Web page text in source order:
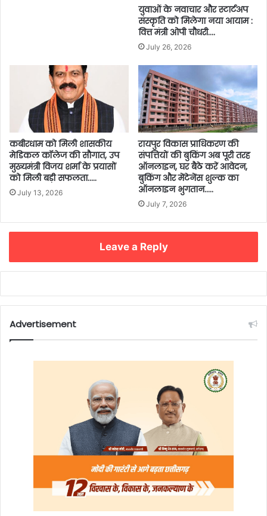
युवाओं के नवाचार और स्टार्टअप
संस्कृति को मिलेगा नया आयाम :
वित्त मंत्री ओपी चौधरी….
July 26, 2026
कबीरधाम को मिली शासकीय
मेडिकल कॉलेज की सौगात, उप
मुख्यमंत्री विजय शर्मा के प्रयासों
को मिली बड़ी सफलता…..
July 13, 2026
रायपुर विकास प्राधिकरण की
संपत्तियों की बुकिंग अब पूरी तरह
ऑनलाइन, घर बैठे करें आवेदन,
बुकिंग और मेंटेनेंस शुल्क का
ऑनलाइन भुगतान…..
July 7, 2026
Leave a Reply
Advertisement